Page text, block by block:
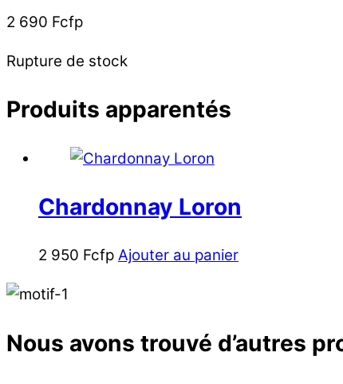
2 690 Fcfp
Rupture de stock
Produits apparentés
Chardonnay Loron
2 950 Fcfp Ajouter au panier
Nous avons trouvé d’autres